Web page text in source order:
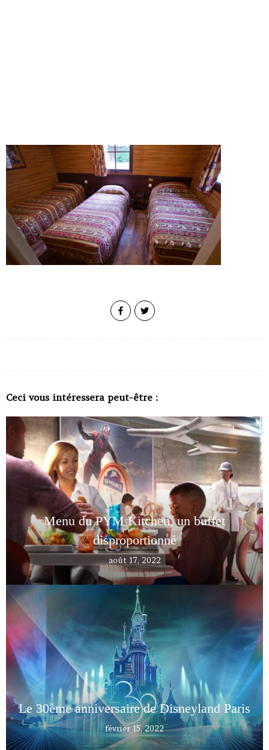
Ceci vous intéressera peut-être :
Menu du PYM Kitchen, un buffet
disproportionné
août 17, 2022
Le 30ème anniversaire de Disneyland Paris
février 15, 2022